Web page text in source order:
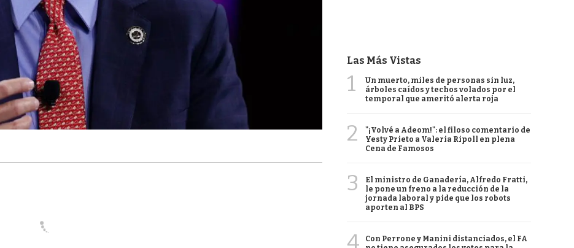
Las Más Vistas
1
Un muerto, miles de personas sin luz,
árboles caídos y techos volados por el
temporal que ameritó alerta roja
2
"¡Volvé a Adeom!": el filoso comentario de
Yesty Prieto a Valeria Ripoll en plena
Cena de Famosos
3
El ministro de Ganadería, Alfredo Fratti,
le pone un freno a la reducción de la
jornada laboral y pide que los robots
aporten al BPS
4
Con Perrone y Manini distanciados, el FA